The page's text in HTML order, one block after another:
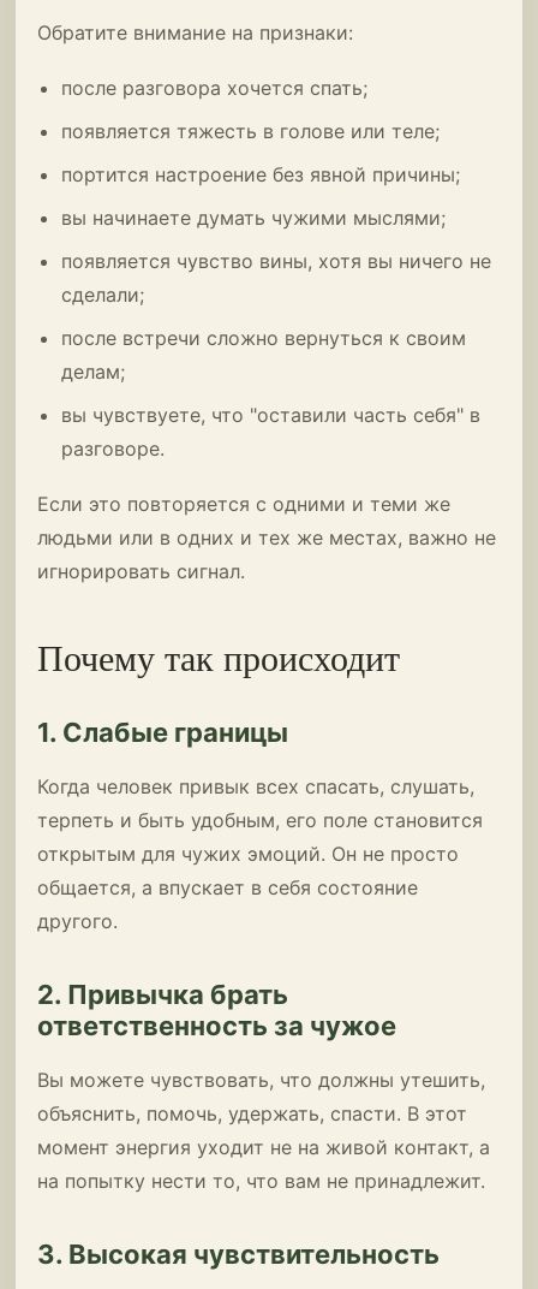
Обратите внимание на признаки:
после разговора хочется спать;
появляется тяжесть в голове или теле;
портится настроение без явной причины;
вы начинаете думать чужими мыслями;
появляется чувство вины, хотя вы ничего не
сделали;
после встречи сложно вернуться к своим
делам;
вы чувствуете, что "оставили часть себя" в
разговоре.
Если это повторяется с одними и теми же
людьми или в одних и тех же местах, важно не
игнорировать сигнал.
Почему так происходит
1. Слабые границы
Когда человек привык всех спасать, слушать,
терпеть и быть удобным, его поле становится
открытым для чужих эмоций. Он не просто
общается, а впускает в себя состояние
другого.
2. Привычка брать
ответственность за чужое
Вы можете чувствовать, что должны утешить,
объяснить, помочь, удержать, спасти. В этот
момент энергия уходит не на живой контакт, а
на попытку нести то, что вам не принадлежит.
3. Высокая чувствительность